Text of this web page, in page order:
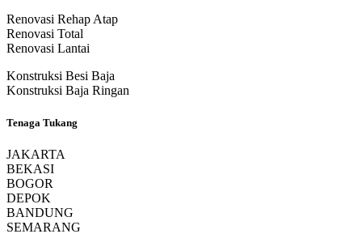
Renovasi Rehap Atap
Renovasi Total
Renovasi Lantai
Konstruksi Besi Baja
Konstruksi Baja Ringan
Tenaga Tukang
JAKARTA
BEKASI
BOGOR
DEPOK
BANDUNG
SEMARANG